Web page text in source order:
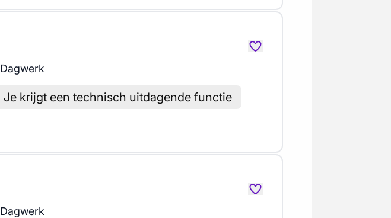
Dagwerk
Je krijgt een technisch uitdagende functie
Dagwerk